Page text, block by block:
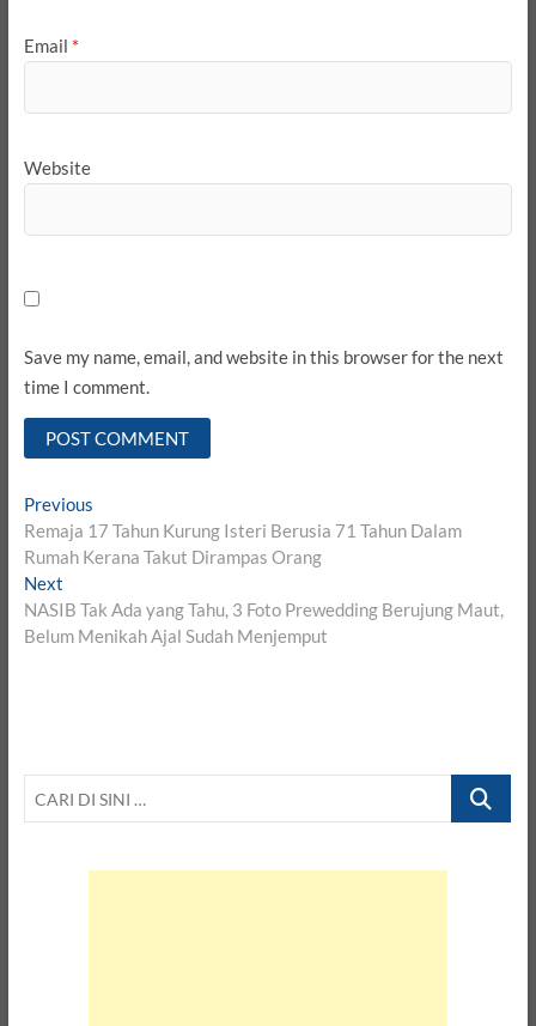
Email *
Website
Save my name, email, and website in this browser for the next
time I comment.
Post
navigation
PreviousPrevious
post:
Remaja 17 Tahun Kurung Isteri Berusia 71 Tahun Dalam
Rumah Kerana Takut Dirampas Orang
NextNext
post:
NASIB Tak Ada yang Tahu, 3 Foto Prewedding Berujung Maut,
Belum Menikah Ajal Sudah Menjemput
CARI